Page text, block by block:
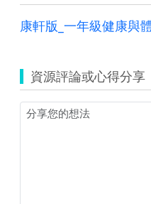
康軒版_一年級健康與
資源評論或心得分享